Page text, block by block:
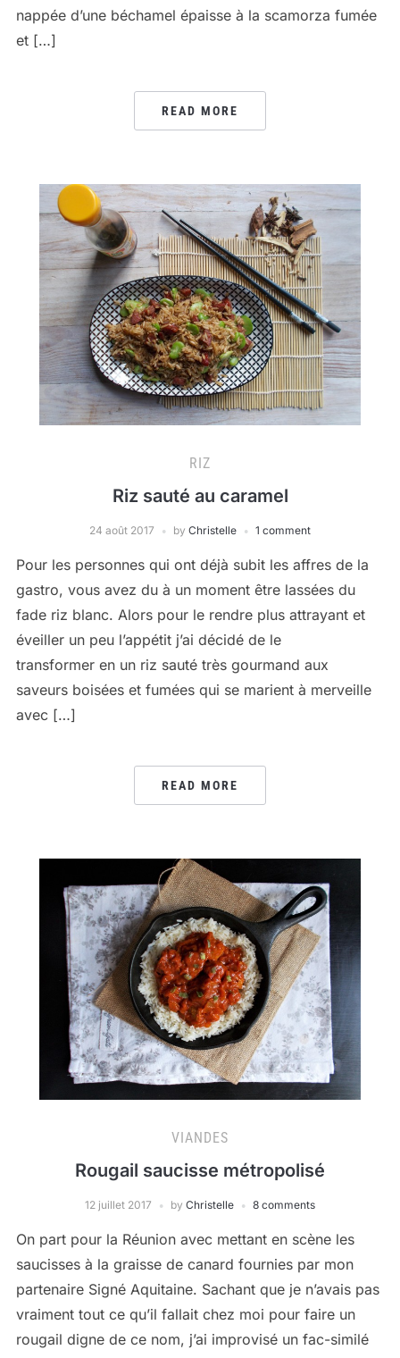
nappée d’une béchamel épaisse à la scamorza fumée
et […]
READ MORE
RIZ
Riz sauté au caramel
24 août 2017 by Christelle 1 comment
Pour les personnes qui ont déjà subit les affres de la
gastro, vous avez du à un moment être lassées du
fade riz blanc. Alors pour le rendre plus attrayant et
éveiller un peu l’appétit j’ai décidé de le
transformer en un riz sauté très gourmand aux
saveurs boisées et fumées qui se marient à merveille
avec […]
READ MORE
VIANDES
Rougail saucisse métropolisé
12 juillet 2017 by Christelle 8 comments
On part pour la Réunion avec mettant en scène les
saucisses à la graisse de canard fournies par mon
partenaire Signé Aquitaine. Sachant que je n’avais pas
vraiment tout ce qu’il fallait chez moi pour faire un
rougail digne de ce nom, j’ai improvisé un fac-similé